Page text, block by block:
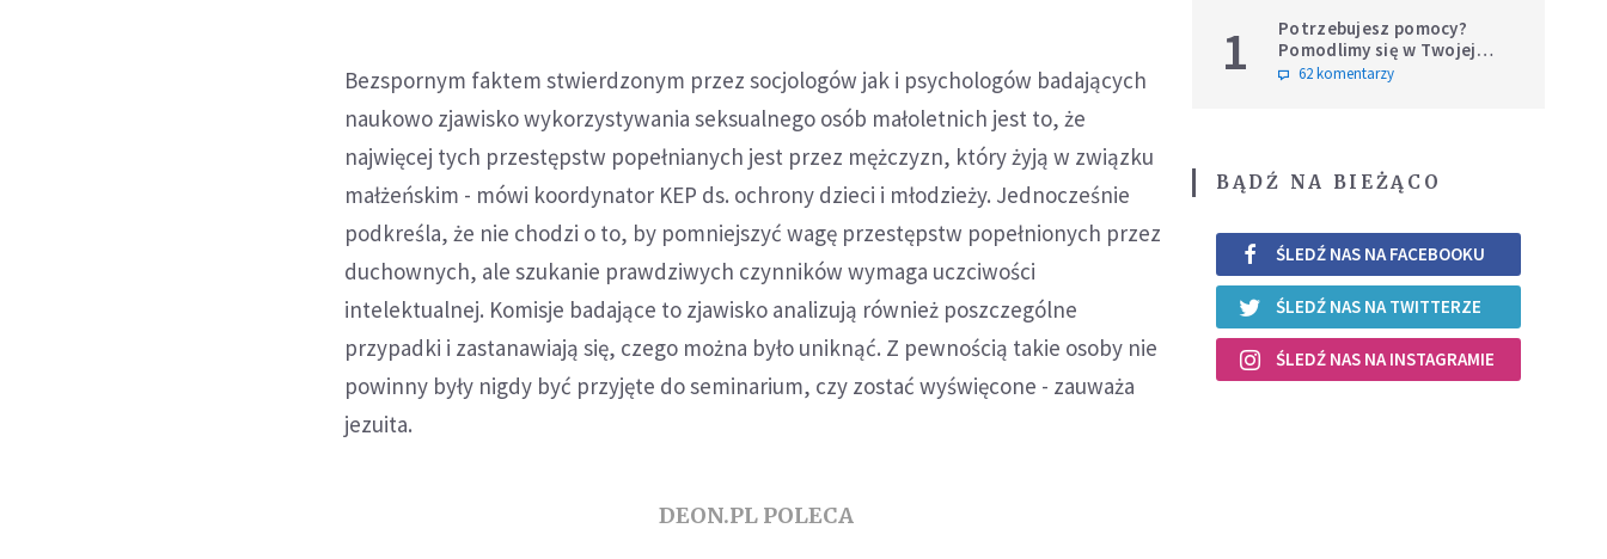
Bezspornym faktem stwierdzonym przez socjologów jak i psychologów badających
naukowo zjawisko wykorzystywania seksualnego osób małoletnich jest to, że
najwięcej tych przestępstw popełnianych jest przez mężczyzn, który żyją w związku
małżeńskim - mówi koordynator KEP ds. ochrony dzieci i młodzieży. Jednocześnie
podkreśla, że nie chodzi o to, by pomniejszyć wagę przestępstw popełnionych przez
duchownych, ale szukanie prawdziwych czynników wymaga uczciwości
intelektualnej. Komisje badające to zjawisko analizują również poszczególne
przypadki i zastanawiają się, czego można było uniknąć. Z pewnością takie osoby nie
powinny były nigdy być przyjęte do seminarium, czy zostać wyświęcone - zauważa
jezuita.
DEON.PL POLECA
1
Potrzebujesz pomocy?
Pomodlimy się w Twojej
intencji
62 komentarzy
BĄDŹ NA BIEŻĄCO
ŚLEDŹ NAS NA FACEBOOKU
ŚLEDŹ NAS NA TWITTERZE
ŚLEDŹ NAS NA INSTAGRAMIE